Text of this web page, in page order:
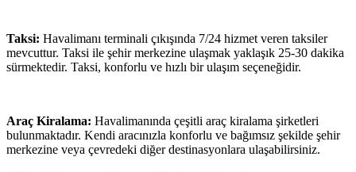
Taksi: Havalimanı terminali çıkışında 7/24 hizmet veren taksiler
mevcuttur. Taksi ile şehir merkezine ulaşmak yaklaşık 25-30 dakika
sürmektedir. Taksi, konforlu ve hızlı bir ulaşım seçeneğidir.
Araç Kiralama: Havalimanında çeşitli araç kiralama şirketleri
bulunmaktadır. Kendi aracınızla konforlu ve bağımsız şekilde şehir
merkezine veya çevredeki diğer destinasyonlara ulaşabilirsiniz.